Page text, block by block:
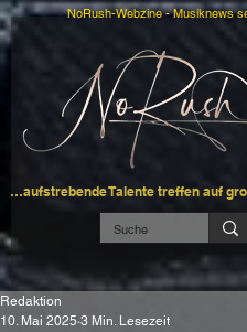
…aufstrebende Talente treffen auf
NoRush-Webzine - Musiknews
Redaktion
10. Mai 2025 3 Min. Lesezeit